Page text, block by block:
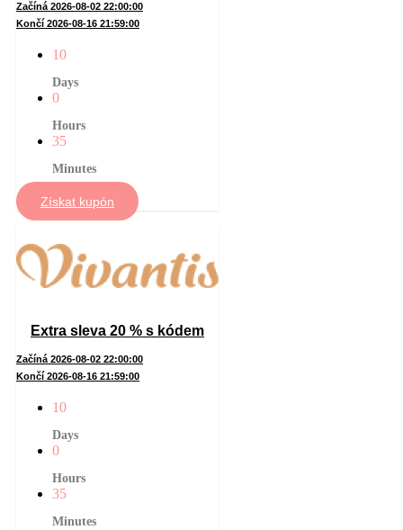
Začíná 2026-08-02 22:00:00
Končí 2026-08-16 21:59:00
10
Days
0
Hours
35
Minutes
Získat kupón
Extra sleva 20 % s kódem
Začíná 2026-08-02 22:00:00
Končí 2026-08-16 21:59:00
10
Days
0
Hours
35
Minutes